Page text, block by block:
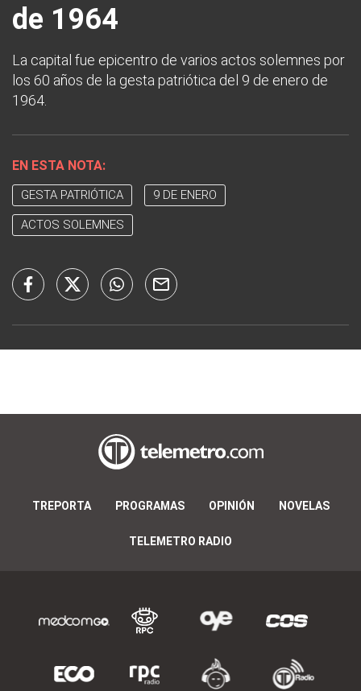
de 1964
La capital fue epicentro de varios actos solemnes por
los 60 años de la gesta patriótica del 9 de enero de
1964.
EN ESTA NOTA:
GESTA PATRIÓTICA 9 DE ENERO
ACTOS SOLEMNES
TREPORTA PROGRAMAS OPINIÓN NOVELAS
TELEMETRO RADIO